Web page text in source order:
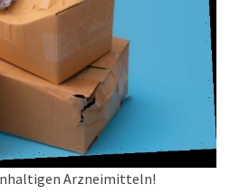
Arzneimitteln!